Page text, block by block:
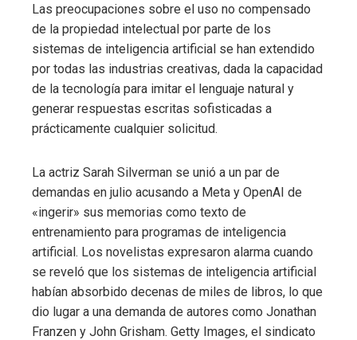
Las preocupaciones sobre el uso no compensado
de la propiedad intelectual por parte de los
sistemas de inteligencia artificial se han extendido
por todas las industrias creativas, dada la capacidad
de la tecnología para imitar el lenguaje natural y
generar respuestas escritas sofisticadas a
prácticamente cualquier solicitud.
La actriz Sarah Silverman se unió a un par de
demandas en julio acusando a Meta y OpenAI de
«ingerir» sus memorias como texto de
entrenamiento para programas de inteligencia
artificial. Los novelistas expresaron alarma cuando
se reveló que los sistemas de inteligencia artificial
habían absorbido decenas de miles de libros, lo que
dio lugar a una demanda de autores como Jonathan
Franzen y John Grisham. Getty Images, el sindicato